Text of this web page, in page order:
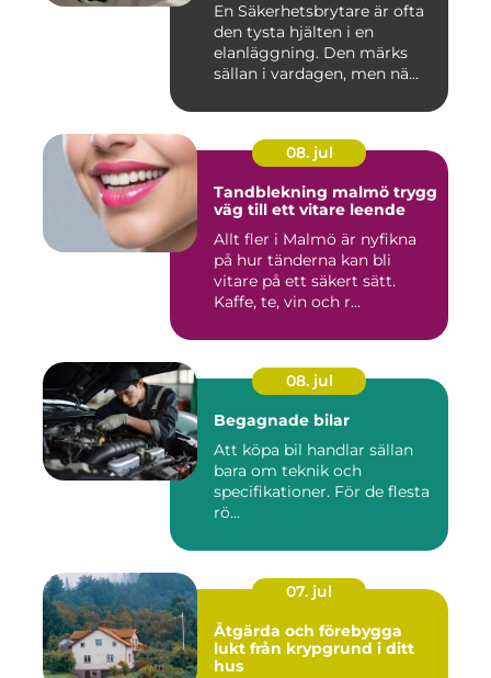
En Säkerhetsbrytare är ofta
den tysta hjälten i en
elanläggning. Den märks
sällan i vardagen, men nä...
08. jul
Tandblekning malmö trygg
väg till ett vitare leende
Allt fler i Malmö är nyfikna
på hur tänderna kan bli
vitare på ett säkert sätt.
Kaffe, te, vin och r...
08. jul
Begagnade bilar
Att köpa bil handlar sällan
bara om teknik och
specifikationer. För de flesta
rö...
07. jul
Åtgärda och förebygga
lukt från krypgrund i ditt
hus